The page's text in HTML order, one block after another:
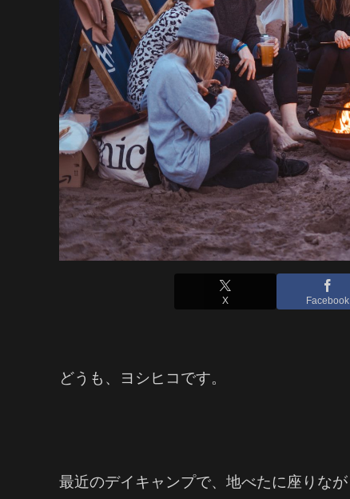
X Facebook
どうも、ヨシヒコです。
最近のデイキャンプで、地べたに座りな